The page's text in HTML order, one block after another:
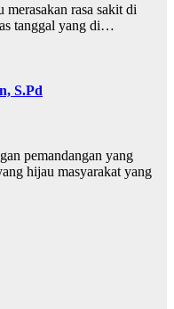
rasa sakit di
tanggal yang di…
S.Pd
pemandangan yang
hijau masyarakat yang